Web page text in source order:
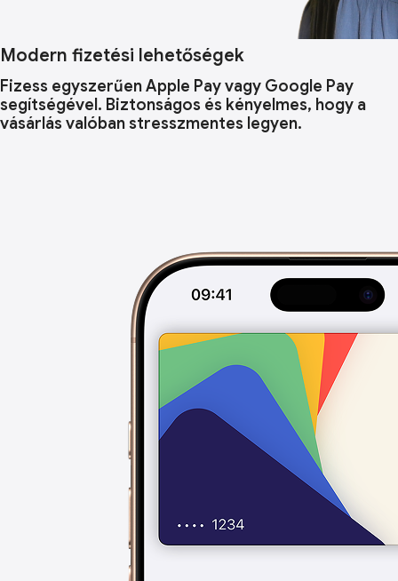
Modern fizetési lehetőségek
Fizess egyszerűen Apple Pay vagy Google Pay
segítségével. Biztonságos és kényelmes, hogy a
vásárlás valóban stresszmentes legyen.